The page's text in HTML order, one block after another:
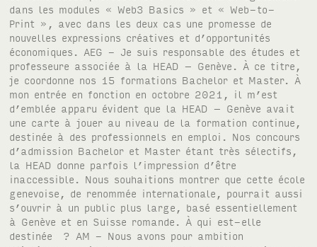
dans les modules « Web3 Basics » et « Web-to-
Print », avec dans les deux cas une promesse de
nouvelles expressions créatives et d’opportunités
économiques. AEG - Je suis responsable des études et
professeure associée à la HEAD – Genève. À ce titre,
je coordonne nos 15 formations Bachelor et Master. À
mon entrée en fonction en octobre 2021, il m’est
d’emblée apparu évident que la HEAD – Genève avait
une carte à jouer au niveau de la formation continue,
destinée à des professionnels en emploi. Nos concours
d’admission Bachelor et Master étant très sélectifs,
la HEAD donne parfois l’impression d’être
inaccessible. Nous souhaitions montrer que cette école
genevoise, de renommée internationale, pourrait aussi
s’ouvrir à un public plus large, basé essentiellement
à Genève et en Suisse romande. À qui est-elle
destinée ? AM - Nous avons pour ambition